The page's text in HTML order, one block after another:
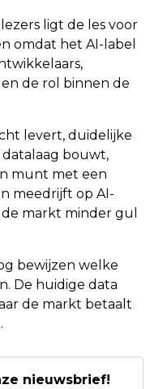
ligt de les voor
omdat het AI-label
de rol binnen de
levert, duidelijke
bouwt,
munt met een
meedrijft op AI-
markt minder gul
bewijzen welke
De huidige data
de markt betaalt
nieuwsbrief!